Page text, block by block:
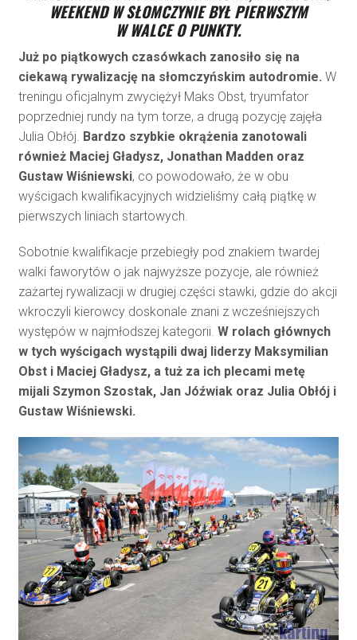
WEEKEND W SŁOMCZYNIE BYŁ PIERWSZYM
W WALCE O PUNKTY.
Już po piątkowych czasówkach zanosiło się na
ciekawą rywalizację na słomczyńskim autodromie. W
treningu oficjalnym zwyciężył Maks Obst, tryumfator
poprzedniej rundy na tym torze, a drugą pozycję zajęła
Julia Obłój. Bardzo szybkie okrążenia zanotowali
również Maciej Gładysz, Jonathan Madden oraz
Gustaw Wiśniewski, co powodowało, że w obu
wyścigach kwalifikacyjnych widzieliśmy całą piątkę w
pierwszych liniach startowych.
Sobotnie kwalifikacje przebiegły pod znakiem twardej
walki faworytów o jak najwyższe pozycje, ale również
zażartej rywalizacji w drugiej części stawki, gdzie do akcji
wkroczyli kierowcy doskonale znani z wcześniejszych
występów w najmłodszej kategorii. W rolach głównych
w tych wyścigach wystąpili dwaj liderzy Maksymilian
Obst i Maciej Gładysz, a tuż za ich plecami metę
mijali Szymon Szostak, Jan Jóźwiak oraz Julia Obłój i
Gustaw Wiśniewski.